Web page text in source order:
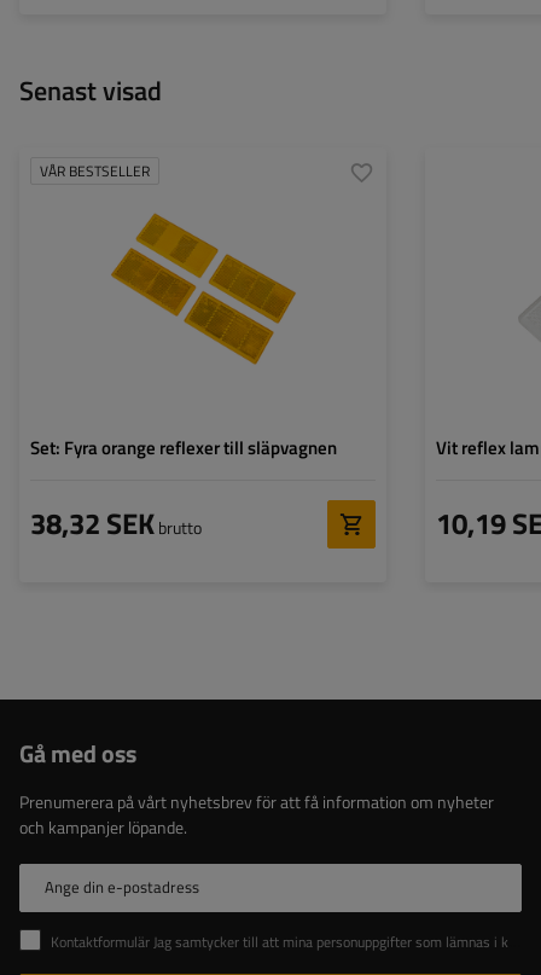
Senast visad
VÅR BESTSELLER
Set: Fyra orange reflexer till släpvagnen
38,32 SEKbrutto
Vit reflex
10,19
Gå med oss
Prenumerera på vårt nyhetsbrev för att få information om nyheter
och kampanjer löpande.
Ange din e-postadress
Kontaktformulär Jag samtycker till att mina personuppgifter som lämnas i kontaktformuläret behandlas i enlighet med Europaparlamentets och rådets förordning (EU).